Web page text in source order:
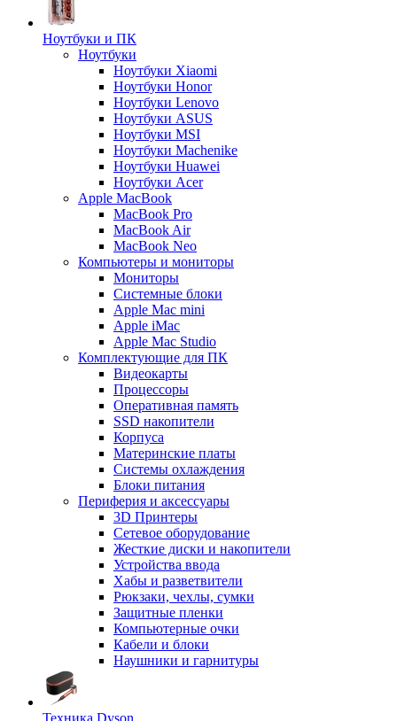
Ноутбуки и ПК
Ноутбуки
Ноутбуки Xiaomi
Ноутбуки Honor
Ноутбуки Lenovo
Ноутбуки ASUS
Ноутбуки MSI
Ноутбуки Machenike
Ноутбуки Huawei
Ноутбуки Acer
Apple MacBook
MacBook Pro
MacBook Air
MacBook Neo
Компьютеры и мониторы
Мониторы
Системные блоки
Apple Mac mini
Apple iMac
Apple Mac Studio
Комплектующие для ПК
Видеокарты
Процессоры
Оперативная память
SSD накопители
Корпуса
Материнские платы
Системы охлаждения
Блоки питания
Периферия и аксессуары
3D Принтеры
Сетевое оборудование
Жесткие диски и накопители
Устройства ввода
Хабы и разветвители
Рюкзаки, чехлы, сумки
Защитные пленки
Компьютерные очки
Кабели и блоки
Наушники и гарнитуры
Техника Dyson